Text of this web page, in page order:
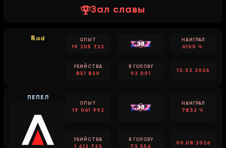
Зал славы
ℝad ОПЫТ
19 205 722
НАИГРАЛ
6160 Ч.
УБИЙСТВА
851 820
В ГОЛОВУ
92 001
13.02.2026
ПЕПЕЛ
ОПЫТ
19 061 992
НАИГРАЛ
7832 Ч.
УБИЙСТВА
1 412 723
В ГОЛОВУ
73 554
09.08.2026